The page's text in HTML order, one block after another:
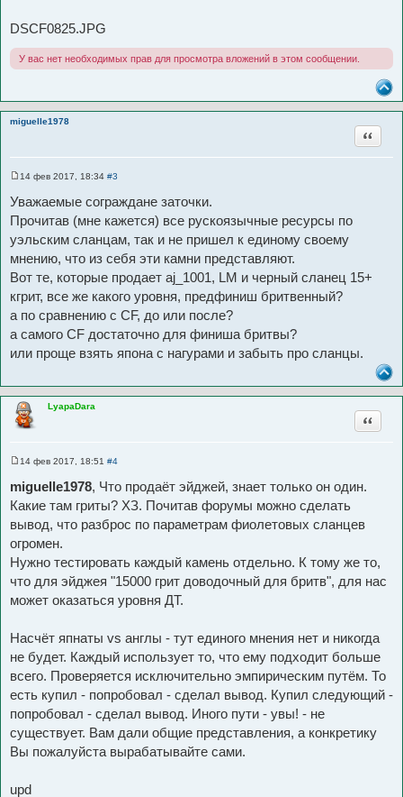
DSCF0825.JPG
У вас нет необходимых прав для просмотра вложений в этом сообщении.
miguelle1978
Цитата
о
б
щ
е
и
14 фев 2017, 18:34 #3
Уважаемые сограждане заточки.
Прочитав (мне кажется) все рускоязычные ресурсы по
уэльским сланцам, так и не пришел к единому своему
мнению, что из себя эти камни представляют.
Вот те, которые продает aj_1001, LM и черный сланец 15+
кгрит, все же какого уровня, предфиниш бритвенный?
а по сравнению с CF, до или после?
а самого CF достаточно для финиша бритвы?
или проще взять япона с нагурами и забыть про сланцы.
LyapaDara
Цитата
о
о
б
щ
е
и
14 фев 2017, 18:51 #4
miguelle1978, Что продаёт эйджей, знает только он один.
Какие там гриты? ХЗ. Почитав форумы можно сделать
вывод, что разброс по параметрам фиолетовых сланцев
огромен.
Нужно тестировать каждый камень отдельно. К тому же то,
что для эйджея "15000 грит доводочный для бритв", для нас
может оказаться уровня ДТ.
Насчёт япнаты vs англы - тут единого мнения нет и никогда
не будет. Каждый использует то, что ему подходит больше
всего. Проверяется исключительно эмпирическим путём. То
есть купил - попробовал - сделал вывод. Купил следующий -
попробовал - сделал вывод. Иного пути - увы! - не
существует. Вам дали общие представления, а конкретику
Вы пожалуйста вырабатывайте сами.
upd